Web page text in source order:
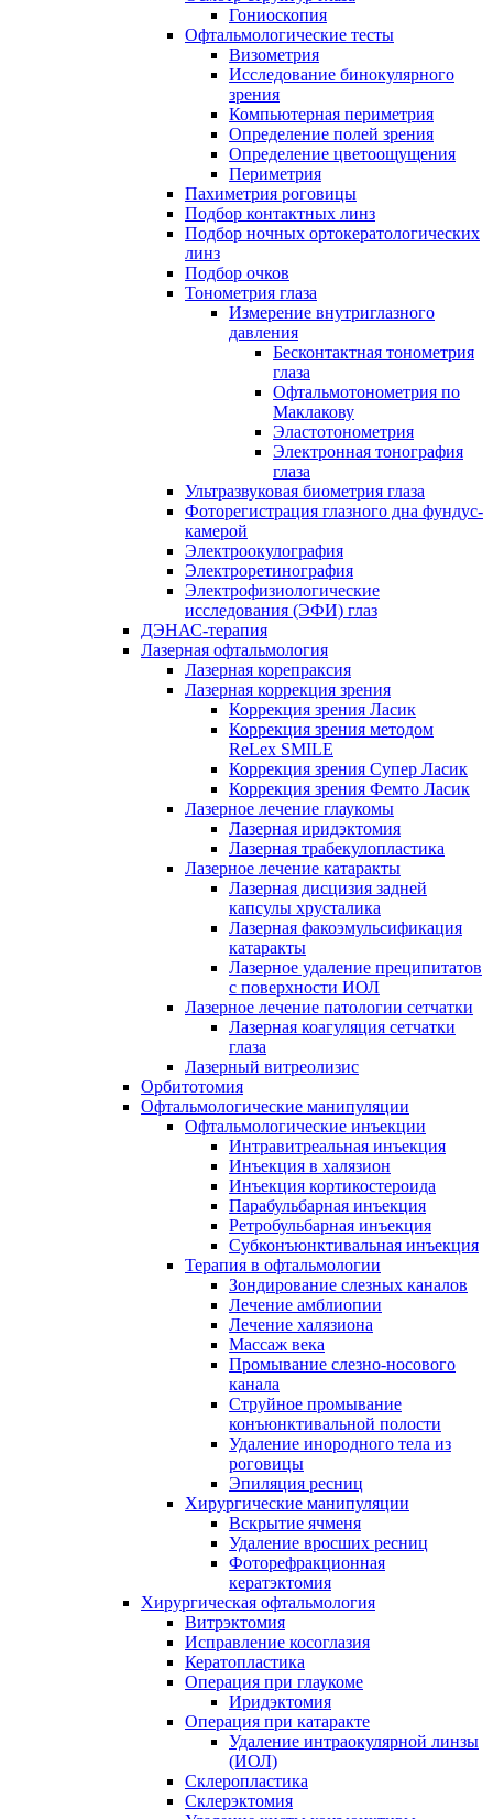
Гониоскопия
Офтальмологические тесты
Визометрия
Исследование бинокулярного
зрения
Компьютерная периметрия
Определение полей зрения
Определение цветоощущения
Периметрия
Пахиметрия роговицы
Подбор контактных линз
Подбор ночных ортокератологических
линз
Подбор очков
Тонометрия глаза
Измерение внутриглазного
давления
Бесконтактная тонометрия
глаза
Офтальмотонометрия по
Маклакову
Эластотонометрия
Электронная тонография
глаза
Ультразвуковая биометрия глаза
Фоторегистрация глазного дна фундус-
камерой
Электроокулография
Электроретинография
Электрофизиологические
исследования (ЭФИ) глаз
ДЭНАС-терапия
Лазерная офтальмология
Лазерная корепраксия
Лазерная коррекция зрения
Коррекция зрения Ласик
Коррекция зрения методом
ReLex SMILE
Коррекция зрения Супер Ласик
Коррекция зрения Фемто Ласик
Лазерное лечение глаукомы
Лазерная иридэктомия
Лазерная трабекулопластика
Лазерное лечение катаракты
Лазерная дисцизия задней
капсулы хрусталика
Лазерная факоэмульсификация
катаракты
Лазерное удаление преципитатов
с поверхности ИОЛ
Лазерное лечение патологии сетчатки
Лазерная коагуляция сетчатки
глаза
Лазерный витреолизис
Орбитотомия
Офтальмологические манипуляции
Офтальмологические инъекции
Интравитреальная инъекция
Инъекция в халязион
Инъекция кортикостероида
Парабульбарная инъекция
Ретробульбарная инъекция
Субконъюнктивальная инъекция
Терапия в офтальмологии
Зондирование слезных каналов
Лечение амблиопии
Лечение халязиона
Массаж века
Промывание слезно-носового
канала
Струйное промывание
конъюнктивальной полости
Удаление инородного тела из
роговицы
Эпиляция ресниц
Хирургические манипуляции
Вскрытие ячменя
Удаление вросших ресниц
Фоторефракционная
кератэктомия
Хирургическая офтальмология
Витрэктомия
Исправление косоглазия
Кератопластика
Операция при глаукоме
Иридэктомия
Операция при катаракте
Удаление интраокулярной линзы
(ИОЛ)
Склеропластика
Склерэктомия